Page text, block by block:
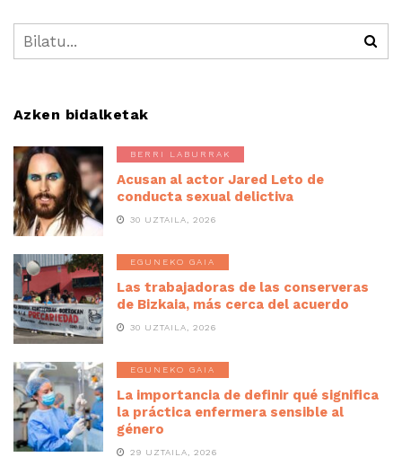
Azken bidalketak
BERRI LABURRAK
Acusan al actor Jared Leto de
conducta sexual delictiva
30 UZTAILA, 2026
EGUNEKO GAIA
Las trabajadoras de las conserveras
de Bizkaia, más cerca del acuerdo
30 UZTAILA, 2026
EGUNEKO GAIA
La importancia de definir qué significa
la práctica enfermera sensible al
género
29 UZTAILA, 2026